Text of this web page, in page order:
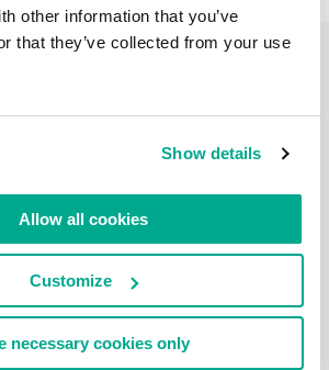
other information that you’ve
that they’ve collected from your use
Show details
Allow all cookies
Customize
necessary cookies only
晤士河游记的第6部分（这里是前五部
士河的极佳天气！有反射在禁行路标
我们要左转，然后沿着河的右岸行进
雨淋湿后我们取暖休息的地方，放这张
故事和上一个故事有个衔接： 好，
停靠着一些船舶，里面有人居住。
桥，与它告别。 几乎立刻又有一个船